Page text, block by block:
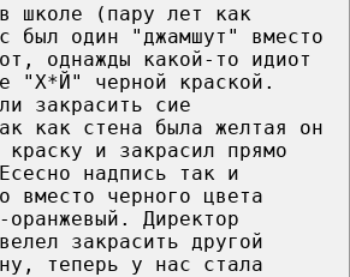
школе (пару лет как
был один "джамшут" вместо
однажды какой-то идиот
"Х*Й" черной краской.
закрасить сие
как стена была желтая он
краску и закрасил прямо
надпись так и
вместо черного цвета
оранжевый. Директор
закрасить другой
теперь у нас стала